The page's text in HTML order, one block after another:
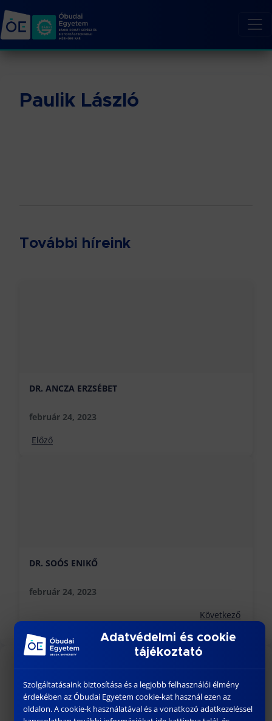
Paulik László
További híreink
DR. ANCZA ERZSÉBET
február 24, 2023
Előző
DR. SOÓS ENIKŐ
február 24, 2023
Következő
KÖZELGŐ ESEMÉNYEK
AUG 18:00-23:30
Adatvédelmi és cookie
tájékoztató
Szolgáltatásaink biztosítása és a legjobb felhasználói élmény
érdekében az Óbudai Egyetem cookie-kat használ ezen az
oldalon. A cookie-k használatával és a vonatkozó adatkezeléssel